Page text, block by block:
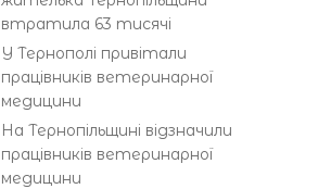
втратила 63 тисячі
У Тернополі привітали
працівників ветеринарної
медицини
На Тернопільщині відзначили
працівників ветеринарної
медицини